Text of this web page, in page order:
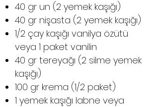
40 gr un (2 yemek kaşığı)
40 gr nişasta (2 yemek kaşığı)
1/2 çay kaşığı vanilya özütü
veya 1 paket vanilin
40 gr tereyağı (2 silme yemek
kaşığı)
100 gr krema (1/2 paket)
1 yemek kaşığı labne veya